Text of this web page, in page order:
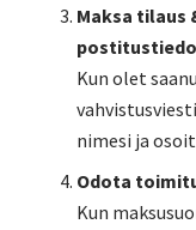
Maksa tilaus
Kun olet
nimesi ja
Odota
Kun